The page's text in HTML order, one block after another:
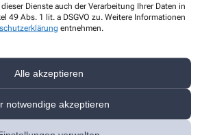
Dienste auch der Verarbeitung Ihrer Daten in
49 Abs. 1 lit. a DSGVO zu. Weitere Informationen
entnehmen.
Alle akzeptieren
notwendige akzeptieren
werden, z.B. per E-Mail anhirsch-bergen@t-
Dann wählen Sie bittedas Auto